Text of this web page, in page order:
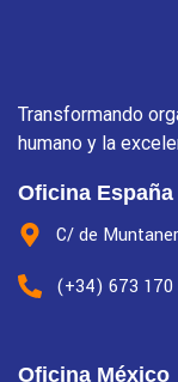
Transformando
humano y la
Oficina España
C/ de
(+34) 673 170
Oficina México